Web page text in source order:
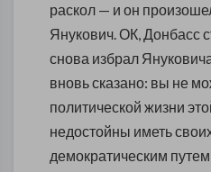
раскол — и он
Янукович. ОК, Донбасс
снова избрал
вновь сказано: вы не
политической жизни
недостойны иметь
демократическим